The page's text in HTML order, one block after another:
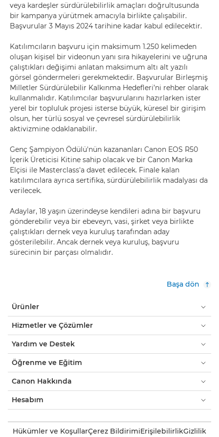
veya kardeşler sürdürülebilirlik amaçları doğrultusunda
bir kampanya yürütmek amacıyla birlikte çalışabilir.
Başvurular 3 Mayıs 2024 tarihine kadar kabul edilecektir.
Katılımcıların başvuru için maksimum 1.250 kelimeden
oluşan kişisel bir videonun yanı sıra hikayelerini ve uğruna
çalıştıkları değişimi anlatan maksimum altı alt yazılı
görsel göndermeleri gerekmektedir. Başvurular Birleşmiş
Milletler Sürdürülebilir Kalkınma Hedefleri’ni rehber olarak
kullanmalıdır. Katılımcılar başvurularını hazırlarken ister
yerel bir topluluk projesi isterse büyük, küresel bir girişim
olsun, her türlü sosyal ve çevresel sürdürülebilirlik
aktivizmine odaklanabilir.
Genç Şampiyon Ödülü'nün kazananları Canon EOS R50
İçerik Üreticisi Kitine sahip olacak ve bir Canon Marka
Elçisi ile Masterclass'a davet edilecek. Finale kalan
katılımcılara ayrıca sertifika, sürdürülebilirlik madalyası da
verilecek.
Adaylar, 18 yaşın üzerindeyse kendileri adına bir başvuru
gönderebilir veya bir ebeveyn, vasi, şirket veya birlikte
çalıştıkları dernek veya kuruluş tarafından aday
gösterilebilir. Ancak dernek veya kuruluş, başvuru
sürecinin bir parçası olmalıdır.
Başa dön
Ürünler
Hizmetler ve Çözümler
Yardım ve Destek
Öğrenme ve Eğitim
Canon Hakkında
Hesabım
Hükümler ve KoşullarÇerez BildirimiErişilebilirlikGizlilik